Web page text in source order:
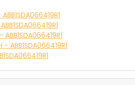
ABB1SDA066419R1